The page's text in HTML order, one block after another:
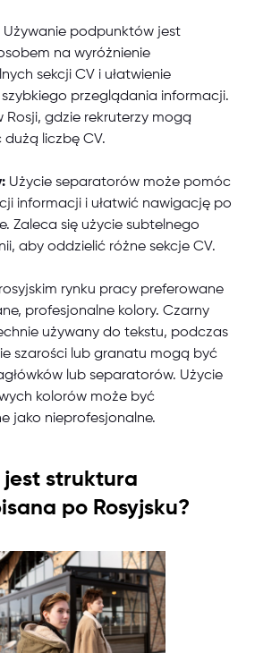
Używanie podpunktów jest
na wyróżnienie
sekcji CV i ułatwienie
przeglądania informacji.
Rosji, gdzie rekruterzy mogą
liczbę CV.
Użycie separatorów może pomóc
informacji i ułatwić nawigację po
Zaleca się użycie subtelnego
aby oddzielić różne sekcje CV.
rynku pracy preferowane
profesjonalne kolory. Czarny
używany do tekstu, podczas
szarości lub granatu mogą być
lub separatorów. Użycie
kolorów może być
jako nieprofesjonalne.
struktura
po Rosyjsku?